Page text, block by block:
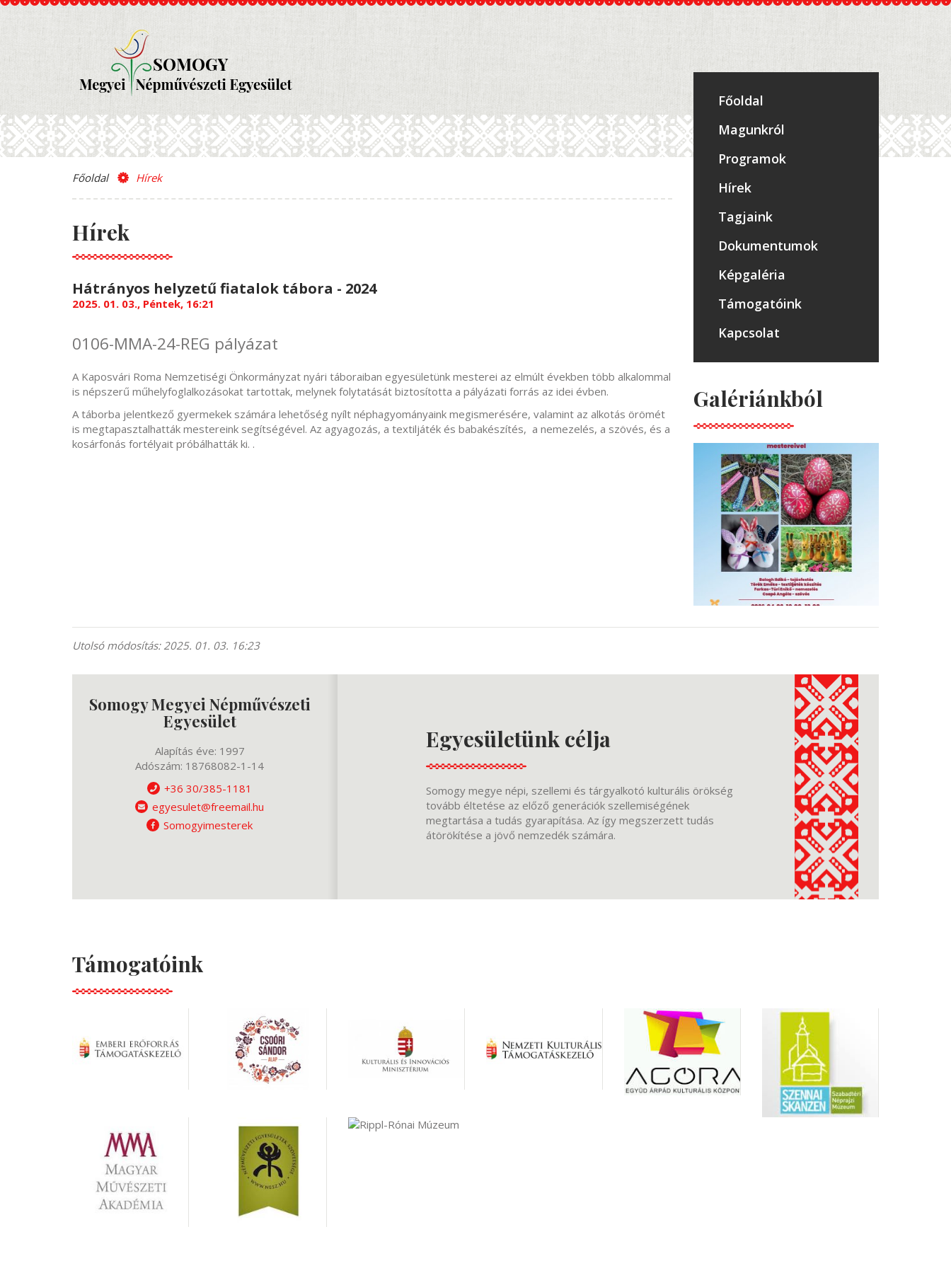
Főoldal
Magunkról
Programok
Hírek
Tagjaink
Dokumentumok
Képgaléria
Támogatóink
Kapcsolat
Galériánkból
Főoldal Hírek
Hírek
Hátrányos helyzetű fiatalok tábora - 2024
2025. 01. 03., Péntek, 16:21
0106-MMA-24-REG pályázat
A Kaposvári Roma Nemzetiségi Önkormányzat nyári táboraiban egyesületünk mesterei az elmúlt években több alkalommal
is népszerű műhelyfoglalkozásokat tartottak, melynek folytatását biztosította a pályázati forrás az idei évben.
A táborba jelentkező gyermekek számára lehetőség nyílt néphagyományaink megismerésére, valamint az alkotás örömét
is megtapasztalhatták mestereink segítségével. Az agyagozás, a textiljáték és babakészítés, a nemezelés, a szövés, és a
kosárfonás fortélyait próbálhatták ki. .
Utolsó módosítás: 2025. 01. 03. 16:23
Somogy Megyei Népművészeti
Egyesület
Alapítás éve: 1997
Adószám: 18768082-1-14
+36 30/385-1181
egyesulet@freemail.hu
Somogyimesterek
Egyesületünk célja
Somogy megye népi, szellemi és tárgyalkotó kulturális örökség
tovább éltetése az előző generációk szellemiségének
megtartása a tudás gyarapítása. Az így megszerzett tudás
átörökítése a jövő nemzedék számára.
Támogatóink